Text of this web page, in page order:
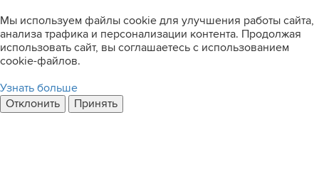
Мы используем файлы cookie для улучшения работы сайта,
анализа трафика и персонализации контента. Продолжая
использовать сайт, вы соглашаетесь с использованием
cookie-файлов.
Узнать больше
Отклонить
Принять